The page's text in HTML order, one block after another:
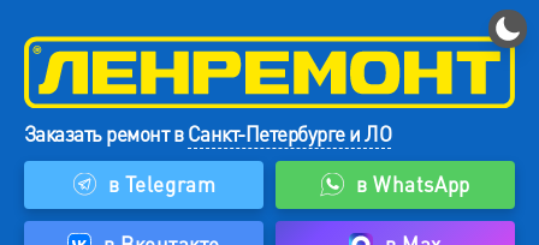
Заказать ремонт вСанкт-Петербурге и ЛО
в Telegram
в WhatsApp